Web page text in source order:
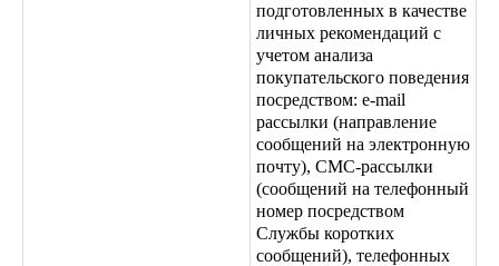
подготовленных в качестве
личных рекомендаций с
учетом анализа
покупательского поведения
посредством: e-mail
рассылки (направление
сообщений на электронную
почту), СМС-рассылки
(сообщений на телефонный
номер посредством
Службы коротких
сообщений), телефонных